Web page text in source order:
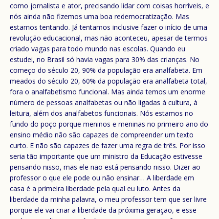
como jornalista e ator, precisando lidar com coisas horríveis, e
nós ainda não fizemos uma boa redemocratização. Mas
estamos tentando. Já tentamos inclusive fazer o início de uma
revolução educacional, mas não aconteceu, apesar de termos
criado vagas para todo mundo nas escolas. Quando eu
estudei, no Brasil só havia vagas para 30% das crianças. No
começo do século 20, 90% da população era analfabeta. Em
meados do século 20, 60% da população era analfabeta total,
fora o analfabetismo funcional. Mas ainda temos um enorme
número de pessoas analfabetas ou não ligadas à cultura, à
leitura, além dos analfabetos funcionais. Nós estamos no
fundo do poço porque meninos e meninas no primeiro ano do
ensino médio não são capazes de compreender um texto
curto. E não são capazes de fazer uma regra de três. Por isso
seria tão importante que um ministro da Educação estivesse
pensando nisso, mas ele não está pensando nisso. Dizer ao
professor o que ele pode ou não ensinar… A liberdade em
casa é a primeira liberdade pela qual eu luto. Antes da
liberdade da minha palavra, o meu professor tem que ser livre
porque ele vai criar a liberdade da próxima geração, e esse